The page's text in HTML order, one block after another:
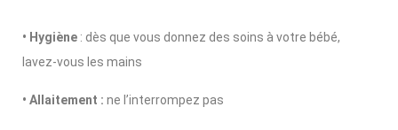
• Hygiène : dès que vous donnez des soins à votre bébé,
lavez-vous les mains
• Allaitement : ne l’interrompez pas